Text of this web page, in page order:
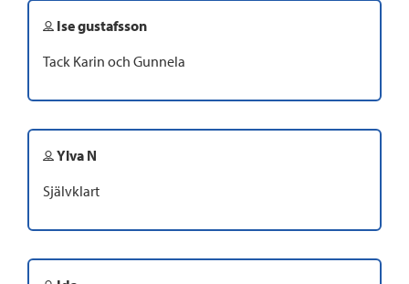
Ise gustafsson
Tack Karin och Gunnela
Ylva N
Självklart